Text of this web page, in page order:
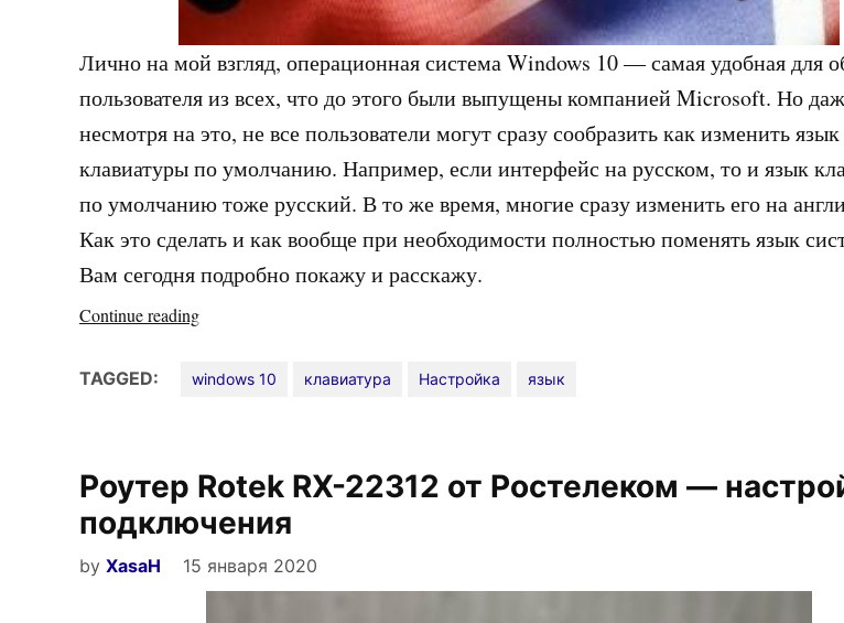
Лично на мой взгляд, операционная система Windows 10 — самая удобная для
пользователя из всех, что до этого были выпущены компанией Microsoft. Но
несмотря на это, не все пользователи могут сразу сообразить как изменить язык
клавиатуры по умолчанию. Например, если интерфейс на русском, то и язык
по умолчанию тоже русский. В то же время, многие сразу изменить его на
Как это сделать и как вообще при необходимости полностью поменять язык
Вам сегодня подробно покажу и расскажу.
Continue reading«Как
язык
TAGGED: windows 10 клавиатура Настройка язык
Роутер Rotek RX-22312 от Ростелеком —
подключения
by XasaH 15 января 2020